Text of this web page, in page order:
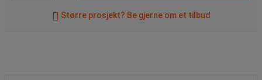
Større prosjekt? Be gjerne om et tilbud